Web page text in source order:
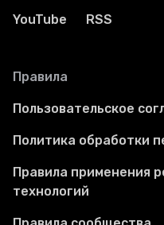
YouTube RSS
Правила
Пользовательское
Политика обработки
Правила применения
технологий